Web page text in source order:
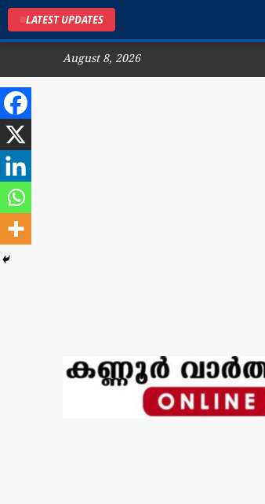
LATEST UPDATES
August 8, 2026